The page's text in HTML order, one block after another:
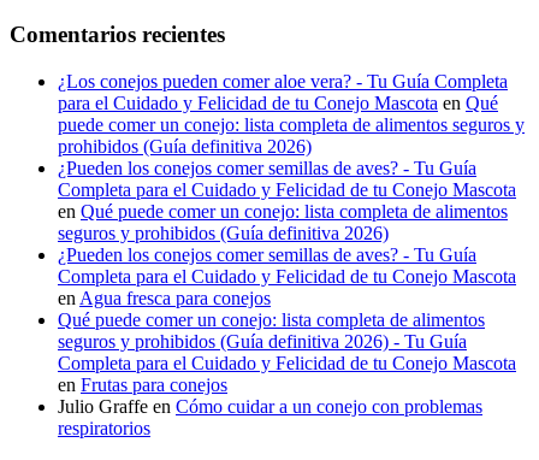
Comentarios recientes
¿Los conejos pueden comer aloe vera? - Tu Guía Completa
para el Cuidado y Felicidad de tu Conejo Mascota en Qué
puede comer un conejo: lista completa de alimentos seguros y
prohibidos (Guía definitiva 2026)
¿Pueden los conejos comer semillas de aves? - Tu Guía
Completa para el Cuidado y Felicidad de tu Conejo Mascota
en Qué puede comer un conejo: lista completa de alimentos
seguros y prohibidos (Guía definitiva 2026)
¿Pueden los conejos comer semillas de aves? - Tu Guía
Completa para el Cuidado y Felicidad de tu Conejo Mascota
en Agua fresca para conejos
Qué puede comer un conejo: lista completa de alimentos
seguros y prohibidos (Guía definitiva 2026) - Tu Guía
Completa para el Cuidado y Felicidad de tu Conejo Mascota
en Frutas para conejos
Julio Graffe en Cómo cuidar a un conejo con problemas
respiratorios